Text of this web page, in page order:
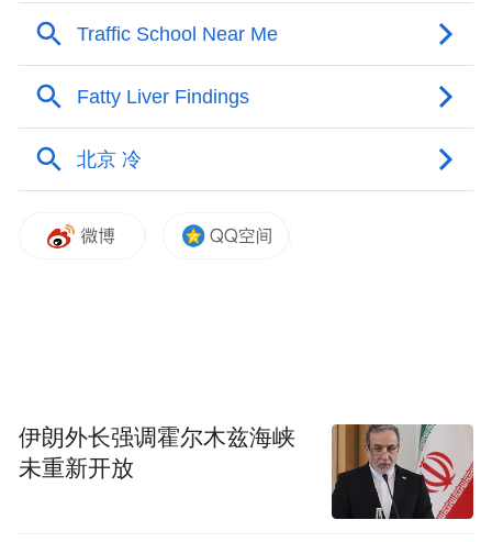
伊朗外长强调霍尔木兹海峡
未重新开放